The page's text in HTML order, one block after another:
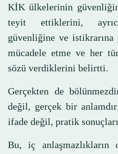
KİK ülkelerinin
teyit ettiklerini,
güvenliğine ve
mücadele etme ve her
sözü verdiklerini belirtti.
Gerçekten de
değil, gerçek bir
ifade değil, pratik
Bu, iç anlaşmazlıkların